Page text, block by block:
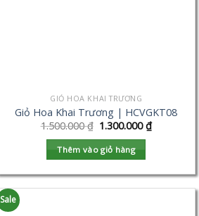
GIỎ HOA KHAI TRƯƠNG
Giỏ Hoa Khai Trương | HCVGKT08
1.500.000₫ 1.300.000₫
Thêm vào giỏ hàng
Sale